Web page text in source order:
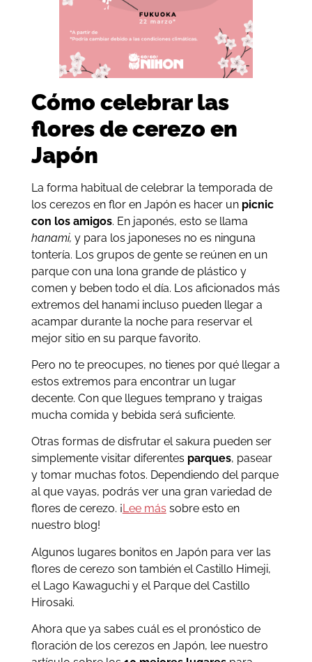
Cómo celebrar las
flores de cerezo en
Japón
La forma habitual de celebrar la temporada de
los cerezos en flor en Japón es hacer un picnic
con los amigos. En japonés, esto se llama
hanami, y para los japoneses no es ninguna
tontería. Los grupos de gente se reúnen en un
parque con una lona grande de plástico y
comen y beben todo el día. Los aficionados más
extremos del hanami incluso pueden llegar a
acampar durante la noche para reservar el
mejor sitio en su parque favorito.
Pero no te preocupes, no tienes por qué llegar a
estos extremos para encontrar un lugar
decente. Con que llegues temprano y traigas
mucha comida y bebida será suficiente.
Otras formas de disfrutar el sakura pueden ser
simplemente visitar diferentes parques, pasear
y tomar muchas fotos. Dependiendo del parque
al que vayas, podrás ver una gran variedad de
flores de cerezo. ¡Lee más sobre esto en
nuestro blog!
Algunos lugares bonitos en Japón para ver las
flores de cerezo son también el Castillo Himeji,
el Lago Kawaguchi y el Parque del Castillo
Hirosaki.
Ahora que ya sabes cuál es el pronóstico de
floración de los cerezos en Japón, lee nuestro